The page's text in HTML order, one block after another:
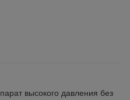
высокого давления без